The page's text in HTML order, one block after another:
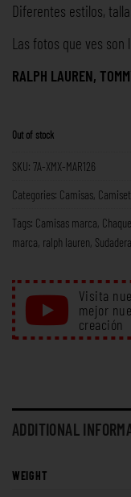
Diferentes estilos,
Las fotos que ves son
RALPH LAUREN,
Out of stock
SKU: 7A-XMX-MAR126
Categories: Camisas
Tags: Camisas marca
marca ralph lauren
Visita
mejor
creación
ADDITIONAL
WEIGHT